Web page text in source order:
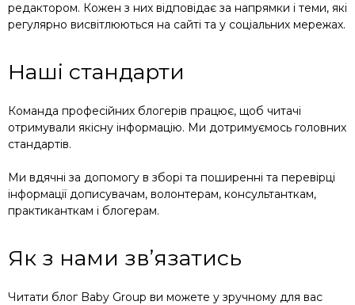
редактором. Кожен з них відповідає за напрямки і теми, які
регулярно висвітлюються на сайті та у соціальних мережах.
Наші стандарти
Команда професійних блогерів працює, щоб читачі
отримували якісну інформацію. Ми дотримуємось головних
стандартів.
Ми вдячні за допомогу в зборі та поширенні та перевірці
інформації дописувачам, волонтерам, консультанткам,
практиканткам і блогерам.
Як з нами зв’язатись
Читати блог Baby Group ви можете у зручному для вас